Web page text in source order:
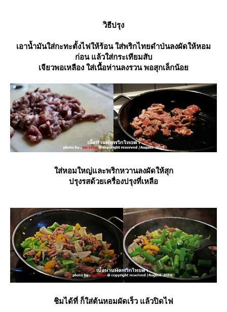
วิธีปรุง
เอาน้ำมันใส่กะทะตั้งไฟให้ร้อน ใส่พริกไทยดำป่นลงผัดให้หอม
ก่อน แล้วใส่กระเทียมสับ
เจียวพอเหลือง ใส่เนื้อห่านลงรวน พอสุกเล็กน้อ
ส่หอมใหญ่และพริกหวานลงผัดให้สุก
ปรุงรสด้วยเครื่องปรุงที่เหลือ
ชิมได้ที่ ก็ใส่ต้นหอมผัดเร็ว แล้วปิดไฟ